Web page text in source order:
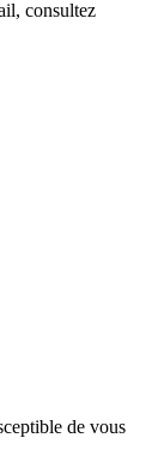
, consultez
de vous